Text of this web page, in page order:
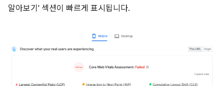
알아보기' 섹션이 빠르게 표시됩니다.